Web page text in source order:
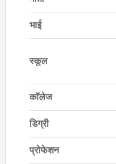
भाई
स्कूल
कॉलेज
डिग्री
प्रोफेशन